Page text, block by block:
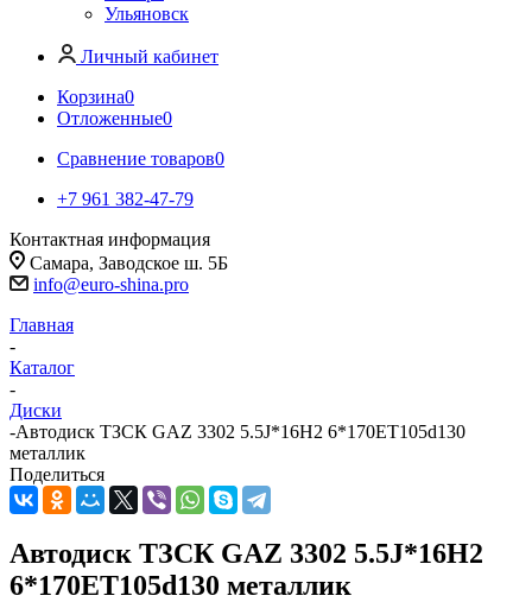
Ульяновск
Личный кабинет
Корзина0
Отложенные0
Сравнение товаров0
+7 961 382-47-79
Контактная информация
Самара, Заводское ш. 5Б
info@euro-shina.pro
Главная
-
Каталог
-
Диски
-Автодиск ТЗСК GAZ 3302 5.5J*16H2 6*170ET105d130
металлик
Поделиться
Автодиск ТЗСК GAZ 3302 5.5J*16H2
6*170ET105d130 металлик